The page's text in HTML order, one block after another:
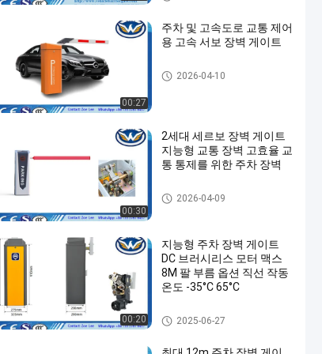
00:27
주차 및 고속도로 교통 제어
용 고속 서보 장벽 게이트
주차장 배리어
2026-04-10
00:30
2세대 세르보 장벽 게이트
지능형 교통 장벽 고효율 교
통 통제를 위한 주차 장벽
주차 배리어 게이트
2026-04-09
00:20
지능형 주차 장벽 게이트
DC 브러시리스 모터 맥스
8M 팔 부름 옵션 직선 작동
온도 -35°C 65°C
주차 배리어 게이트
2025-06-27